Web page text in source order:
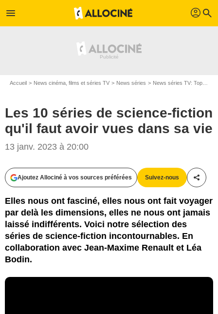
menu profil search
Accueil News cinéma, films et séries TV News séries News séries TV: Top et Flop
Les 10 séries de science-fiction
qu'il faut avoir vues dans sa vie
13 janv. 2023 à 20:00
Ajoutez Allociné à vos sources préférées Suivez-nous
Elles nous ont fasciné, elles nous ont fait voyager
par delà les dimensions, elles ne nous ont jamais
laissé indifférents. Voici notre sélection des
séries de science-fiction incontournables. En
collaboration avec Jean-Maxime Renault et Léa
Bodin.